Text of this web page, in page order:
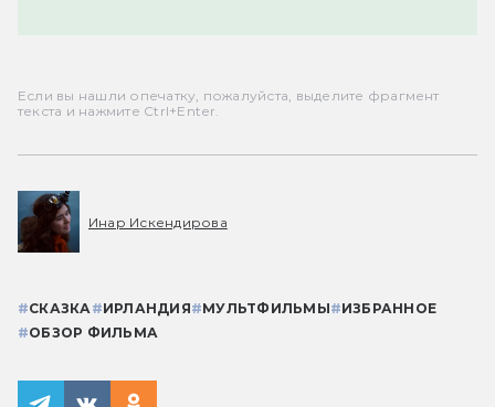
Если вы нашли опечатку, пожалуйста, выделите фрагмент
текста и нажмите Ctrl+Enter.
Инар Искендирова
#СКАЗКА#ИРЛАНДИЯ#МУЛЬТФИЛЬМЫ#ИЗБРАННОЕ
#ОБЗОР ФИЛЬМА